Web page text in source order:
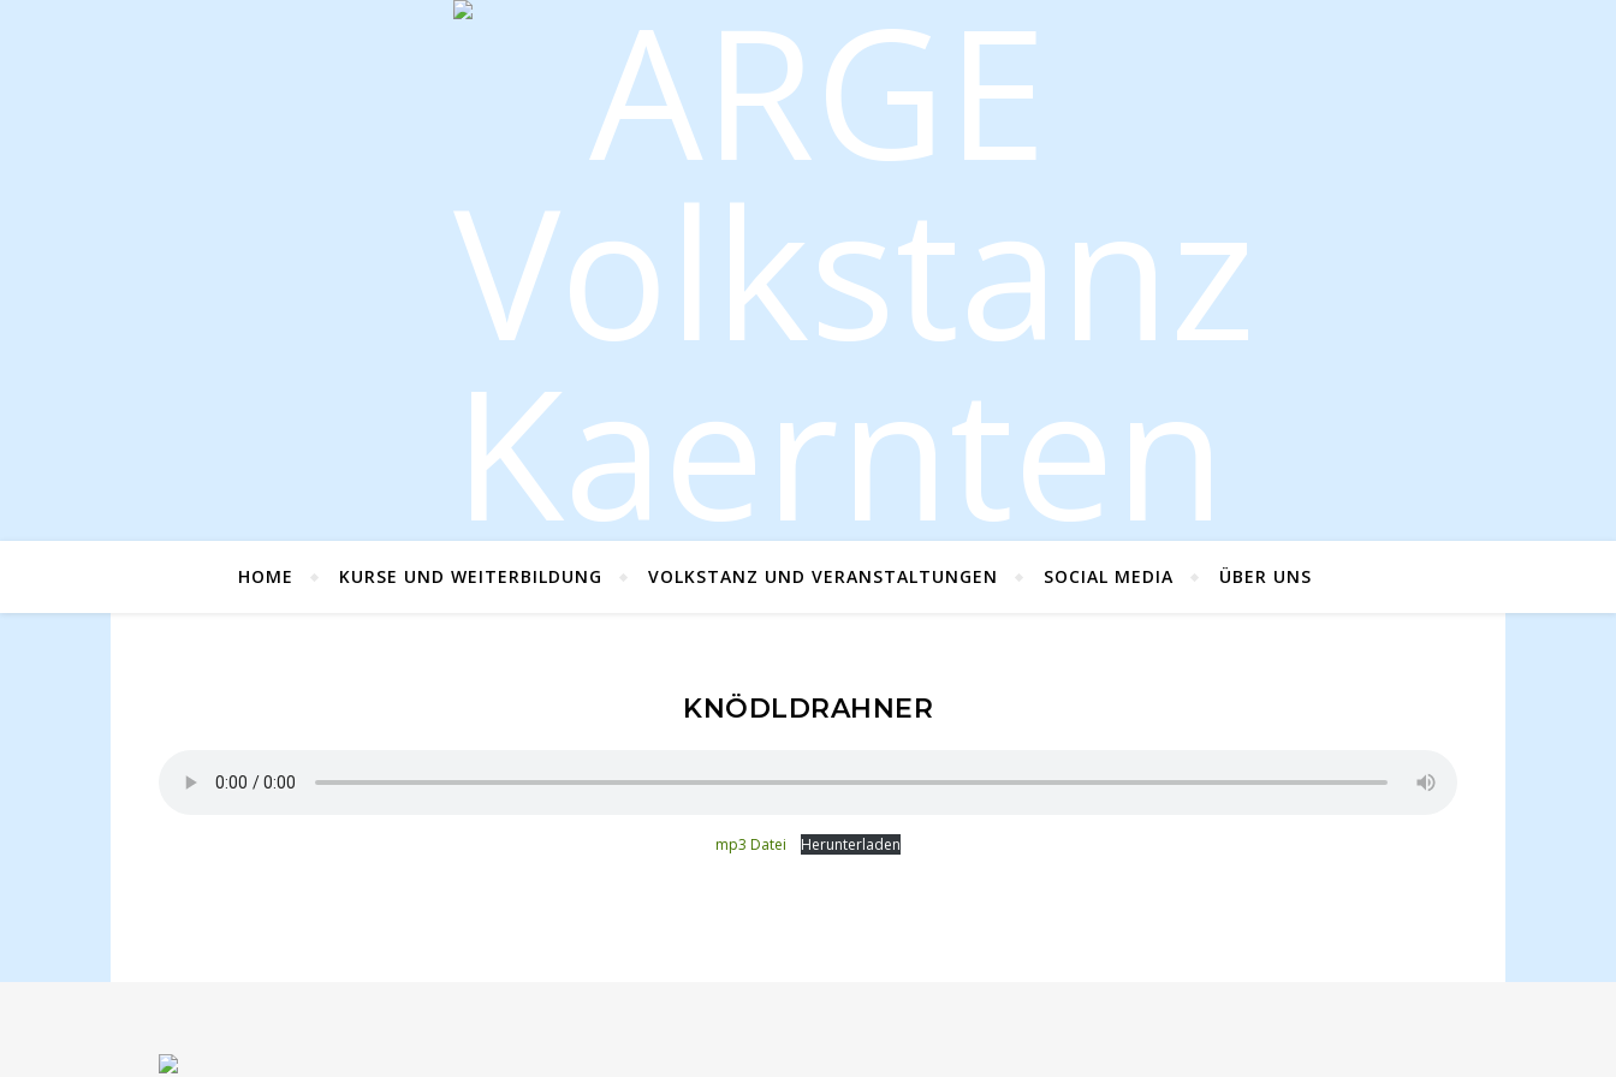
Volkstanz in Kärnten
HOME KURSE UND WEITERBILDUNG VOLKSTANZ UND VERANSTALTUNGEN SOCIAL MEDIA ÜBER UNS
KNÖDLDRAHNER
mp3 Datei Herunterladen